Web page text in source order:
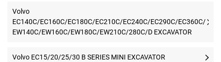
Volvo
EC140C/EC160C/EC180C/EC210C/EC240C/EC290C/EC360C/
EW140C/EW160C/EW180C/EW210C/280C/D EXCAVATOR
Volvo EC15/20/25/30 B SERIES MINI EXCAVATOR